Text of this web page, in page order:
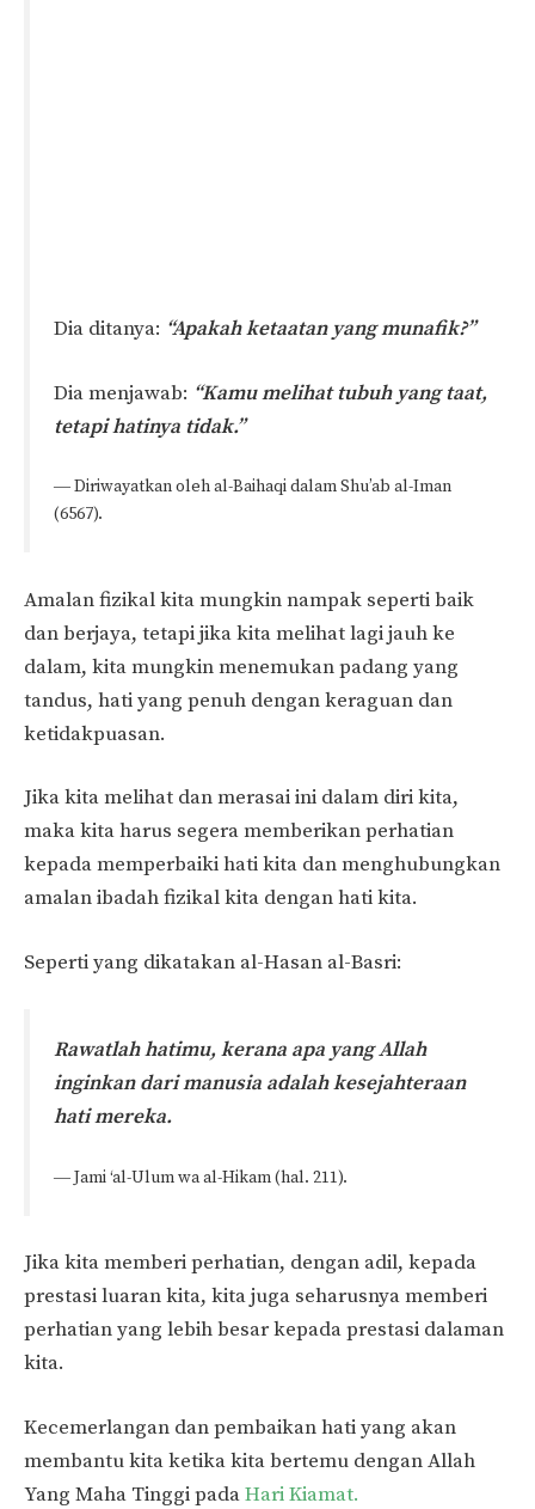
Dia ditanya: “Apakah ketaatan yang munafik?”
Dia menjawab: “Kamu melihat tubuh yang taat,
tetapi hatinya tidak.”
― Diriwayatkan oleh al-Baihaqi dalam Shu’ab al-Iman
(6567).
Amalan fizikal kita mungkin nampak seperti baik
dan berjaya, tetapi jika kita melihat lagi jauh ke
dalam, kita mungkin menemukan padang yang
tandus, hati yang penuh dengan keraguan dan
ketidakpuasan.
Jika kita melihat dan merasai ini dalam diri kita,
maka kita harus segera memberikan perhatian
kepada memperbaiki hati kita dan menghubungkan
amalan ibadah fizikal kita dengan hati kita.
Seperti yang dikatakan al-Hasan al-Basri:
Rawatlah hatimu, kerana apa yang Allah
inginkan dari manusia adalah kesejahteraan
hati mereka.
― Jami ‘al-Ulum wa al-Hikam (hal. 211).
Jika kita memberi perhatian, dengan adil, kepada
prestasi luaran kita, kita juga seharusnya memberi
perhatian yang lebih besar kepada prestasi dalaman
kita.
Kecemerlangan dan pembaikan hati yang akan
membantu kita ketika kita bertemu dengan Allah
Yang Maha Tinggi padaHari Kiamat.